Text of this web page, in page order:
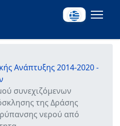
Ανάπτυξης 2014-2020 -
συνεχιζόμενων
της Δράσης
νερού από